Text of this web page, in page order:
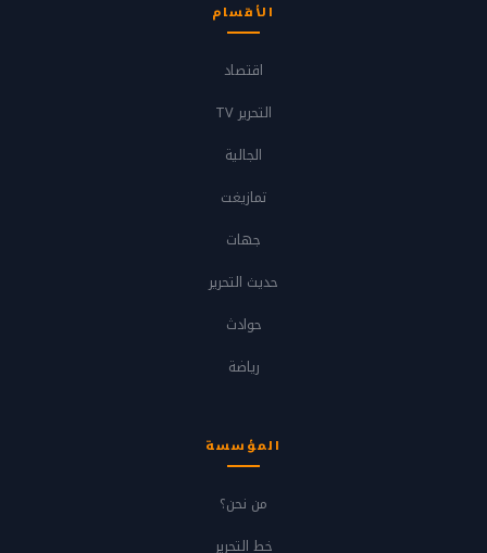
الأقسام
اقتصاد
التحرير TV
الجالية
تمازيغت
جهات
حديث التحرير
حوادث
رياضة
المؤسسة
من نحن؟
خط التحرير